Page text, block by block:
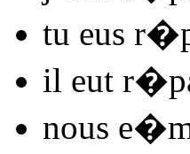
tu eus
il eut
nous